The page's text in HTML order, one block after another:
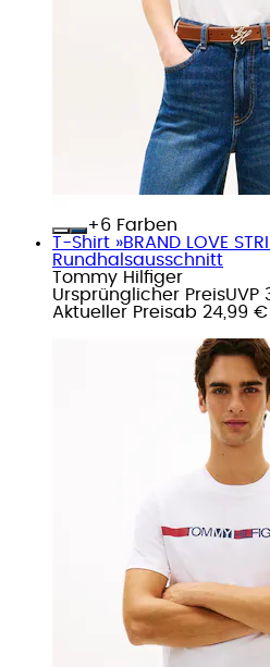
+
Farben
T-Shirt »BRAND LOVE
Rundhalsausschnitt
Tommy Hilfiger
Ursprünglicher PreisUVP
Aktueller Preisab 24,99 €